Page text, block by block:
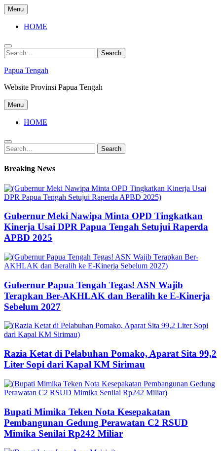
Skip
to
content
Menu
HOME
Search
for:
Search
Papua Tengah
Website Provinsi Papua Tengah
Menu
HOME
Search
for:
Search
Breaking News
Gubernur Meki Nawipa Minta OPD Tingkatkan
Kinerja Usai DPR Papua Tengah Setujui Raperda
APBD 2025
Gubernur Papua Tengah Tegas! ASN Wajib
Terapkan Ber-AKHLAK dan Beralih ke E-Kinerja
Sebelum 2027
Razia Ketat di Pelabuhan Pomako, Aparat Sita 99,2
Liter Sopi dari Kapal KM Sirimau
Bupati Mimika Teken Nota Kesepakatan
Pembangunan Gedung Perawatan C2 RSUD
Mimika Senilai Rp242 Miliar